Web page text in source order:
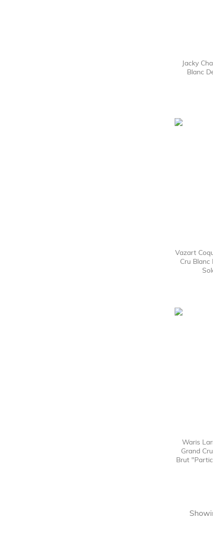
Jacky
Blanc
Vazart
Cru Blanc
Waris
Grand
Brut